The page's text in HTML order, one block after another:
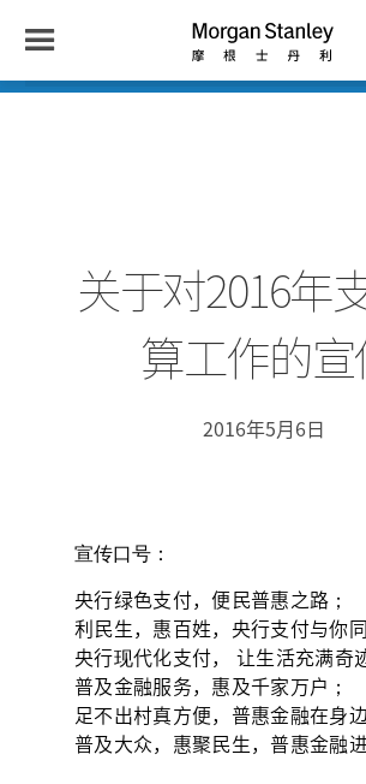
Menu
关于对2016年
算工作的
2016年5月6日
宣传口号：
央行绿色支付，便民普惠之路；
利民生，惠百姓，央行支付与你同
央行现代化支付， 让生活充满奇
普及金融服务，惠及千家万户；
足不出村真方便，普惠金融在身边
普及大众，惠聚民生，普惠金融